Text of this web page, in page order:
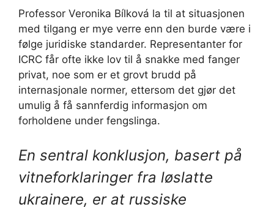
Professor Veronika Bílková la til at situasjonen
med tilgang er mye verre enn den burde være i
følge juridiske standarder. Representanter for
ICRC får ofte ikke lov til å snakke med fanger
privat, noe som er et grovt brudd på
internasjonale normer, ettersom det gjør det
umulig å få sannferdig informasjon om
forholdene under fengslinga.
En sentral konklusjon, basert på
vitneforklaringer fra løslatte
ukrainere, er at russiske